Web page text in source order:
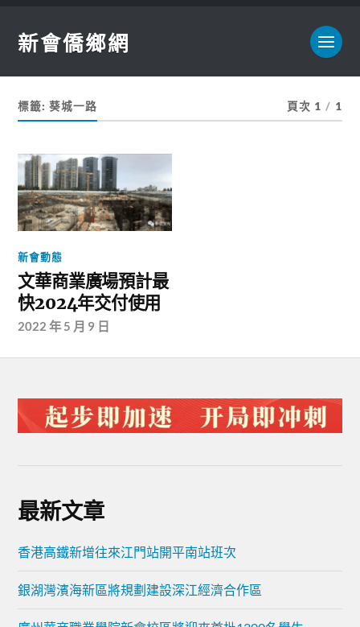
新會僑鄉網
標籤:葵城一路 頁次 1 / 1
新會動態
文華商業廣場預計最
快2024年交付使用
2022 年 5 月 9 日
最新文章
香港高鐵新增往來江門站開平南站班次
銀湖灣濱海新區將規劃建設深江經濟合作區